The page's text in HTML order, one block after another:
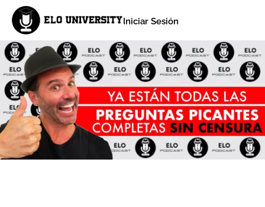
Iniciar Sesión